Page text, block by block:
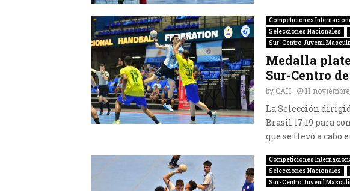
Competiciones
Selecciones Nacionales
Sur-Centro Juvenil
Medalla
Sur-Centro
by CAH 11
La Selección
Brasil 17:19 para
que se llevó a cabo
Competiciones
Selecciones Nacionales
Sur-Centro Juvenil